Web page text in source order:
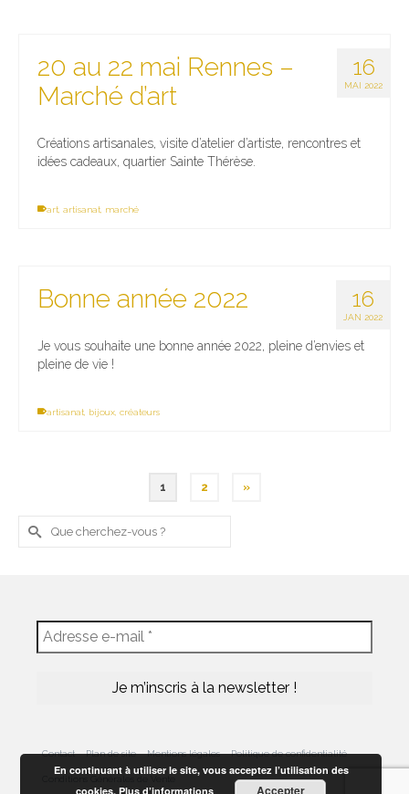
16
MAI 2022
20 au 22 mai Rennes –
Marché d’art
Créations artisanales, visite d’atelier d’artiste, rencontres et
idées cadeaux, quartier Sainte Thérèse.
art artisanat marché
16
JAN 2022
Bonne année 2022
Je vous souhaite une bonne année 2022, pleine d’envies et
pleine de vie !
artisanat bijoux créateurs
1 2 »
Rechercher :
Contact Plan de site Mentions légales Politique de confidentialité
En continuant à utiliser le site, vous acceptez l’utilisation des
cookies.Plus d’informations Accepter